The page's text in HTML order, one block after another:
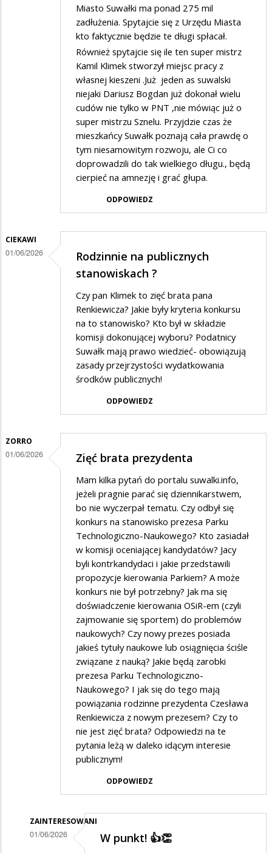
Miasto Suwałki ma ponad 275 mil
zadłużenia. Spytajcie się z Urzędu Miasta
kto faktycznie będzie te długi spłacał.
Również spytajcie się ile ten super mistrz
Kamil Klimek stworzył miejsc pracy z
własnej kieszeni .Już jeden as suwalski
niejaki Dariusz Bogdan już dokonał wielu
cudów nie tylko w PNT ,nie mówiąc już o
super mistrzu Sznelu. Przyjdzie czas że
mieszkańcy Suwałk poznają cała prawdę o
tym niesamowitym rozwoju, ale Ci co
doprowadzili do tak wielkiego długu., będą
cierpieć na amnezję i grać głupa.
ODPOWIEDZ
CIEKAWI
01/06/2026
Rodzinnie na publicznych
stanowiskach ?
Czy pan Klimek to zięć brata pana
Renkiewicza? Jakie były kryteria konkursu
na to stanowisko? Kto był w składzie
komisji dokonującej wyboru? Podatnicy
Suwałk mają prawo wiedzieć- obowiązują
zasady przejrzystości wydatkowania
środków publicznych!
ODPOWIEDZ
ZORRO
01/06/2026 Zięć brata prezydenta
Mam kilka pytań do portalu suwalki.info,
jeżeli pragnie parać się dziennikarstwem,
bo nie wyczerpał tematu. Czy odbył się
konkurs na stanowisko prezesa Parku
Technologiczno-Naukowego? Kto zasiadał
w komisji oceniającej kandydatów? Jacy
byli kontrkandydaci i jakie przedstawili
propozycje kierowania Parkiem? A może
konkurs nie był potrzebny? Jak ma się
doświadczenie kierowania OSiR-em (czyli
zajmowanie się sportem) do problemów
naukowych? Czy nowy prezes posiada
jakieś tytuły naukowe lub osiągnięcia ściśle
związane z nauką? Jakie będą zarobki
prezesa Parku Technologiczno-
Naukowego? I jak się do tego mają
powiązania rodzinne prezydenta Czesława
Renkiewicza z nowym prezesem? Czy to
nie jest zięć brata? Odpowiedzi na te
pytania leżą w daleko idącym interesie
publicznym!
ODPOWIEDZ
ZAINTERESOWANI
01/06/2026 W punkt! 👍👏